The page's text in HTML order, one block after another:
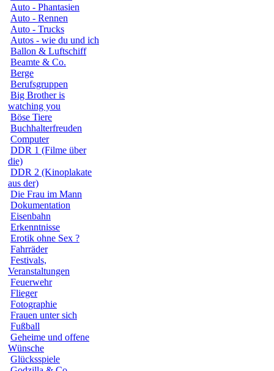
Auto - Phantasien
Auto - Rennen
Auto - Trucks
Autos - wie du und ich
Ballon & Luftschiff
Beamte & Co.
Berge
Berufsgruppen
Big Brother is
watching you
Böse Tiere
Buchhalterfreuden
Computer
DDR 1 (Filme über
die)
DDR 2 (Kinoplakate
aus der)
Die Frau im Mann
Dokumentation
Eisenbahn
Erkenntnisse
Erotik ohne Sex ?
Fahrräder
Festivals,
Veranstaltungen
Feuerwehr
Flieger
Fotographie
Frauen unter sich
Fußball
Geheime und offene
Wünsche
Glücksspiele